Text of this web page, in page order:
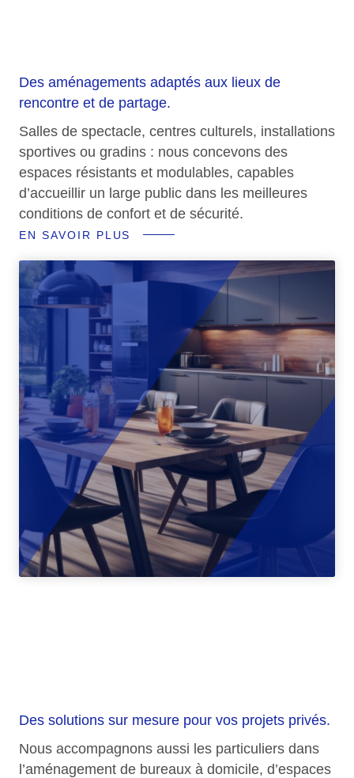
Des aménagements adaptés aux lieux de
rencontre et de partage.
Salles de spectacle, centres culturels, installations
sportives ou gradins : nous concevons des
espaces résistants et modulables, capables
d’accueillir un large public dans les meilleures
conditions de confort et de sécurité.
EN SAVOIR PLUS
Des solutions sur mesure pour vos projets privés.
Nous accompagnons aussi les particuliers dans
l’aménagement de bureaux à domicile, d’espaces